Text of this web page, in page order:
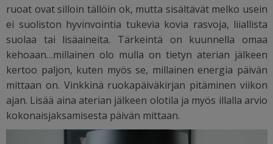
ruoat ovat silloin tällöin ok, mutta sisältävät melko usein
ei suoliston hyvinvointia tukevia kovia rasvoja, liiallista
suolaa tai lisäaineita. Tärkeintä on kuunnella omaa
kehoaan…millainen olo mulla on tietyn aterian jälkeen
kertoo paljon, kuten myös se, millainen energia päivän
mittaan on. Vinkkinä ruokapäiväkirjan pitäminen viikon
ajan. Lisää aina aterian jälkeen olotila ja myös illalla arvio
kokonaisjaksamisesta päivän mittaan.